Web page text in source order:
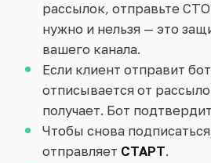
рассылок, отправьте
нужно и нельзя — это
вашего канала.
Если клиент отправит
отписывается от
получает. Бот
Чтобы снова
отправляет СТАРТ.